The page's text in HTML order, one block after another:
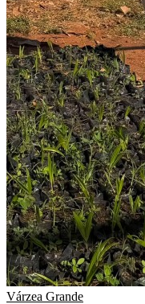
Várzea Grande